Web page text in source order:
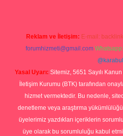
Reklam ve İletişim: E-mail:
forumhizmeti@gmail.com
@karabul
Yasal Uyarı: Sitemiz, 5651 Sayılı
İletişim Kurumu (BTK) tarafından
hizmet vermektedir. Bu nedenle,
denetleme veya araştırma
üyelerimiz yazdıkları içeriklerin
üye olarak bu sorumluluğu kabul